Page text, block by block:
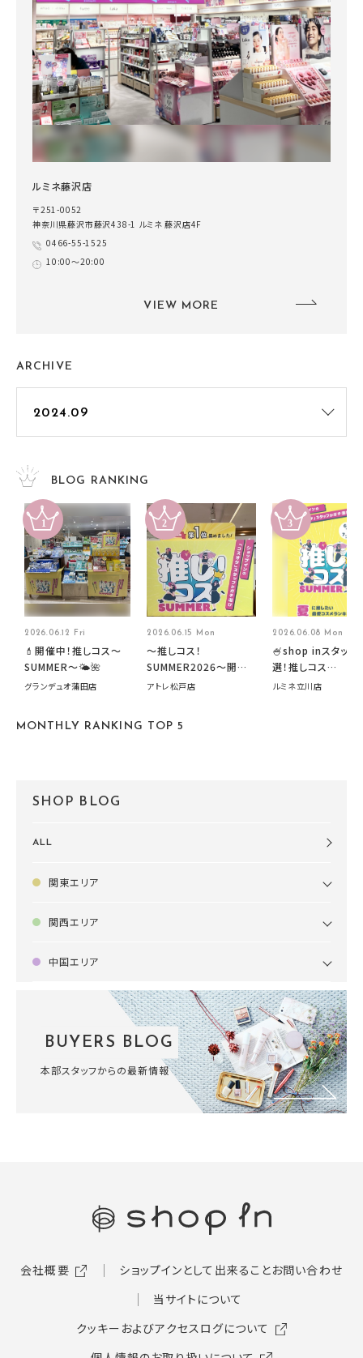
ルミネ藤沢店
〒251-0052
神奈川県藤沢市藤沢438-1 ルミネ 藤沢店4F
0466-55-1525
10:00～20:00
VIEW MORE
ARCHIVE
BLOG RANKING
2026.06.12 Fri
💄開催中！推しコス〜
SUMMER〜🌤️🌺
グランデュオ蒲田店
2026.06.15 Mon
～推しコス！
SUMMER2026～開催
中です！
アトレ松戸店
2026.06.08 Mon
🍧shop inスタッフ
選！推しコス
summer2026開催
ルミネ立川店
MONTHLY RANKING TOP 5
SHOP BLOG
ALL
関東エリア
関西エリア
中国エリア
BUYERS BLOG
本部スタッフからの最新情報
会社概要 ショップインとして出来ることお問い合わせ
当サイトについて
クッキーおよびアクセスログについて